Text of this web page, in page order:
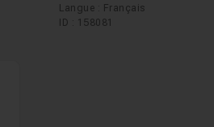
Langue : Français
ID : 158081